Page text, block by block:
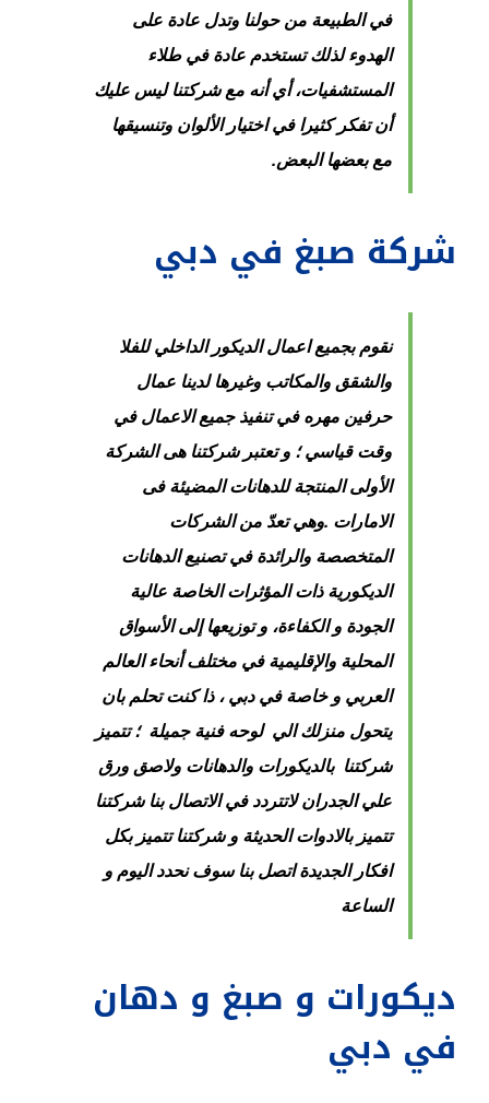
في الطبيعة من حولنا وتدل عادة على
الهدوء لذلك تستخدم عادة في طلاء
المستشفيات، أي أنه مع شركتنا ليس عليك
أن تفكر كثيرا في اختيار الألوان وتنسيقها
مع بعضها البعض.
شركة صبغ في دبي
نقوم بجميع اعمال الديكور الداخلي للفلا
والشقق والمكاتب وغيرها لدينا عمال
حرفين مهره في تنفيذ جميع الاعمال في
وقت قياسي ؛ و تعتبر شركتنا هى الشركة
الأولى المنتجة للدهانات المضيئة فى
الامارات .وهي تعدّ من الشركات
المتخصصة والرائدة في تصنيع الدهانات
الديكورية ذات المؤثرات الخاصة عالية
الجودة و الكفاءة، و توزيعها إلى الأسواق
المحلية والإقليمية في مختلف أنحاء العالم
العربي و خاصة في دبي ، ذا كنت تحلم بان
يتحول منزلك الي لوحه فنية جميلة ؛ تتميز
شركتنا بالديكورات والدهانات ولاصق ورق
علي الجدران لاتتردد في الاتصال بنا شركتنا
تتميز بالادوات الحديثة و شركتنا تتميز بكل
افكار الجديدة اتصل بنا سوف نحدد اليوم و
الساعة
ديكورات و صبغ و دهان
في دبي